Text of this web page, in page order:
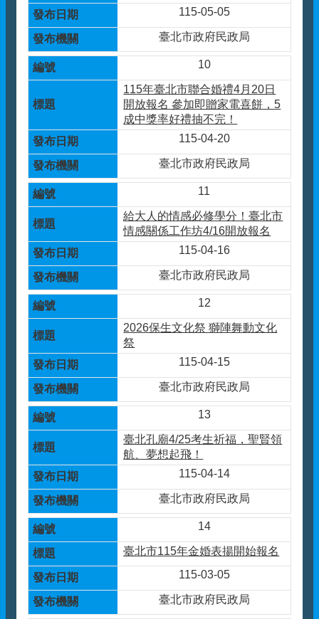
115-05-05
臺北市政府民政局
10
115年臺北市聯合婚禮4月20日
開放報名 參加即贈家電喜餅，5
成中獎率好禮抽不完！
115-04-20
臺北市政府民政局
11
給大人的情感必修學分！臺北市
情感關係工作坊4/16開放報名
115-04-16
臺北市政府民政局
12
2026保生文化祭 獅陣舞動文化
祭
115-04-15
臺北市政府民政局
13
臺北孔廟4/25考生祈福，聖賢領
航、夢想起飛！
115-04-14
臺北市政府民政局
14
臺北市115年金婚表揚開始報名
115-03-05
臺北市政府民政局